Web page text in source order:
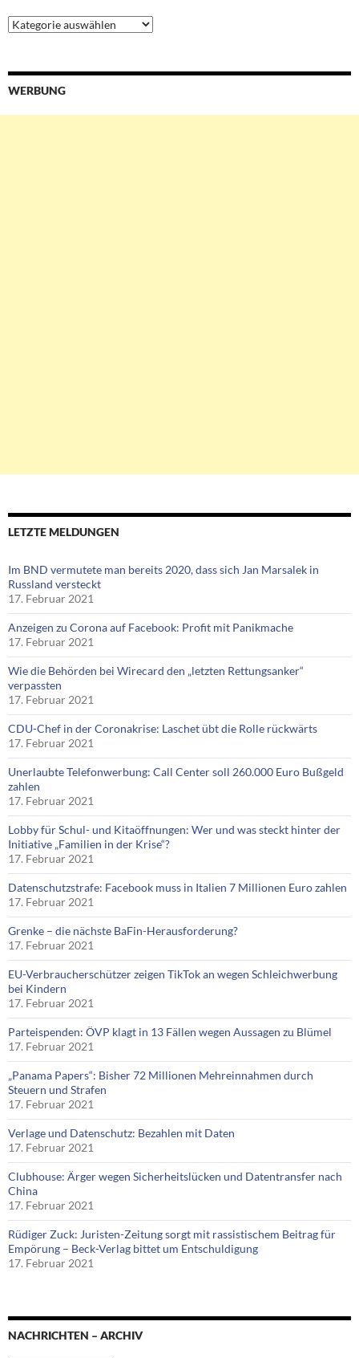
Ressorts
&
WERBUNG
LETZTE MELDUNGEN
Im BND vermutete man bereits 2020, dass sich Jan Marsalek in
Russland versteckt
17. Februar 2021
Anzeigen zu Corona auf Facebook: Profit mit Panikmache
17. Februar 2021
Wie die Behörden bei Wirecard den „letzten Rettungsanker“
verpassten
17. Februar 2021
CDU-Chef in der Coronakrise: Laschet übt die Rolle rückwärts
17. Februar 2021
Unerlaubte Telefonwerbung: Call Center soll 260.000 Euro Bußgeld
zahlen
17. Februar 2021
Lobby für Schul- und Kitaöffnungen: Wer und was steckt hinter der
Initiative „Familien in der Krise“?
17. Februar 2021
Datenschutzstrafe: Facebook muss in Italien 7 Millionen Euro zahlen
17. Februar 2021
Grenke – die nächste BaFin-Herausforderung?
17. Februar 2021
EU-Verbraucherschützer zeigen TikTok an wegen Schleichwerbung
bei Kindern
17. Februar 2021
Parteispenden: ÖVP klagt in 13 Fällen wegen Aussagen zu Blümel
17. Februar 2021
„Panama Papers“: Bisher 72 Millionen Mehreinnahmen durch
Steuern und Strafen
17. Februar 2021
Verlage und Datenschutz: Bezahlen mit Daten
17. Februar 2021
Clubhouse: Ärger wegen Sicherheitslücken und Datentransfer nach
China
17. Februar 2021
Rüdiger Zuck: Juristen-Zeitung sorgt mit rassistischem Beitrag für
Empörung – Beck-Verlag bittet um Entschuldigung
17. Februar 2021
NACHRICHTEN – ARCHIV